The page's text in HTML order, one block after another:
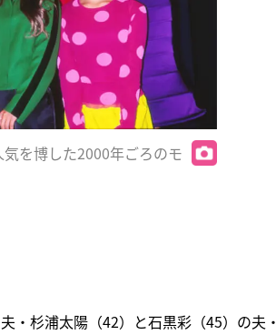
を博した2000年ごろのモ
・杉浦太陽（42）と石黒彩（45）の夫・